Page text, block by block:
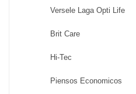
Versele Laga Opti Life
Brit Care
Hi-Tec
Piensos Economicos